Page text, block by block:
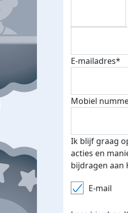
E-
€500 euro
E-mailadres*
Mobiel
Ik blijf graag
acties en
bijdragen aan
E-mail